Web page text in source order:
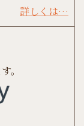
詳しくは…
。